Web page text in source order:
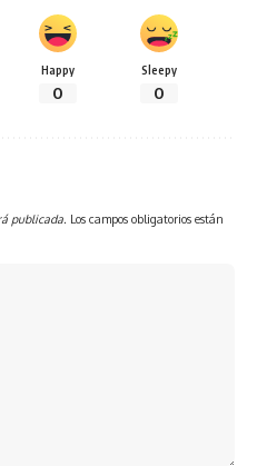
Happy
0
Sleepy
0
publicada. Los campos obligatorios están